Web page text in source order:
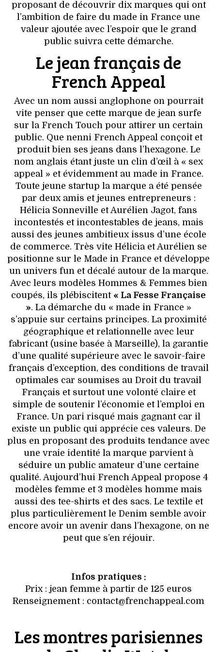
proposant de découvrir dix marques qui ont
l’ambition de faire du made in France une
valeur ajoutée avec l’espoir que le grand
public suivra cette démarche.
Le jean français de
French Appeal
Avec un nom aussi anglophone on pourrait
vite penser que cette marque de jean surfe
sur la French Touch pour attirer un certain
public. Que nenni French Appeal conçoit et
produit bien ses jeans dans l’hexagone. Le
nom anglais étant juste un clin d’œil à « sex
appeal » et évidemment au made in France.
Toute jeune startup la marque a été pensée
par deux amis et jeunes entrepreneurs :
Hélicia Sonneville et Aurélien Jagot, fans
incontestés et incontestables de jeans, mais
aussi des jeunes ambitieux issus d’une école
de commerce. Très vite Hélicia et Aurélien se
positionne sur le Made in France et développe
un univers fun et décalé autour de la marque.
Avec leurs modèles Hommes & Femmes bien
coupés, ils plébiscitent « La Fesse Française
». La démarche du « made in France »
s’appuie sur certains principes. La proximité
géographique et relationnelle avec leur
fabricant (usine basée à Marseille), la garantie
d’une qualité supérieure avec le savoir-faire
français d’exception, des conditions de travail
optimales car soumises au Droit du travail
Français et surtout une volonté claire et
simple de soutenir l’économie et l’emploi en
France. Un pari risqué mais gagnant car il
existe un public qui apprécie ces valeurs. De
plus en proposant des produits tendance avec
une vraie identité la marque parvient à
séduire un public amateur d’une certaine
qualité. Aujourd’hui French Appeal propose 4
modèles femme et 3 modèles homme mais
aussi des tee-shirts et des sacs. Le textile et
plus particulièrement le Denim semble avoir
encore avoir un avenir dans l’hexagone, on ne
peut que s’en réjouir.
Infos pratiques :
Prix : jean femme à partir de 125 euros
Renseignement : contact@frenchappeal.com
Les montres parisiennes